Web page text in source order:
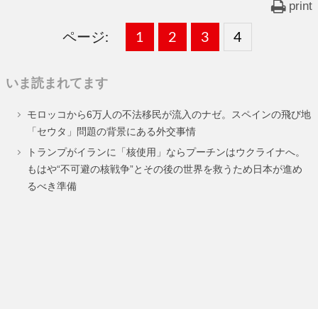
print
ページ:
固
ー
ジ
1 ,
固
ー
ジ
2 ,
固
ー
ジ
3 ,
固
ー
ジ
4
いま読まれてます
モロッコから6万人の不法移民が流入のナゼ。スペインの飛び地
「セウタ」問題の背景にある外交事情
トランプがイランに「核使用」ならプーチンはウクライナへ。
もはや“不可避の核戦争”とその後の世界を救うため日本が進め
るべき準備